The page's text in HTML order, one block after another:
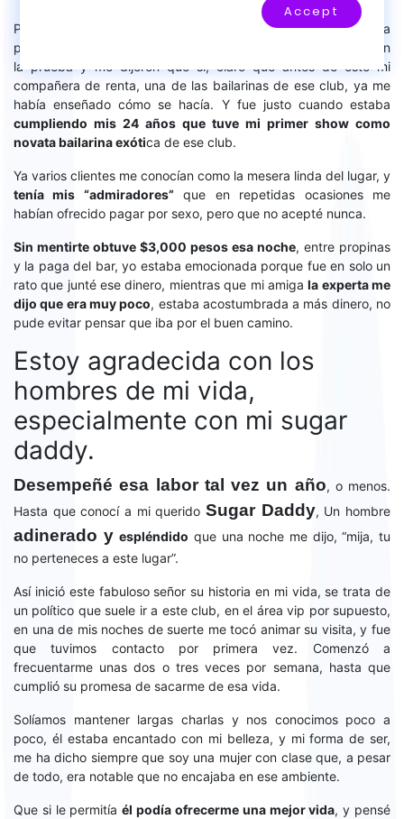
Pasados casi 6 meses de trabajar como mesera me animé a
pedir una oportunidad para trabajar como bailarina, me hicieron
la prueba y me dijeron que sí, claro que antes de esto mi
compañera de renta, una de las bailarinas de ese club, ya me
había enseñado cómo se hacía. Y fue justo cuando estaba
cumpliendo mis 24 años que tuve mi primer show como
novata bailarina exótica de ese club.
Ya varios clientes me conocían como la mesera linda del lugar, y
tenía mis “admiradores”que en repetidas ocasiones me
habían ofrecido pagar por sexo, pero que no acepté nunca.
Sin mentirte obtuve $3,000 pesos esa noche, entre propinas
y la paga del bar, yo estaba emocionada porque fue en solo un
rato que junté ese dinero, mientras que mi amigala experta me
dijo que era muy poco, estaba acostumbrada a más dinero, no
pude evitar pensar que iba por el buen camino.
Estoy agradecida con los
hombres de mi vida,
especialmente con mi sugar
daddy.
Desempeñé esa labor tal vez un año, o menos.
Hasta que conocí a mi querido Sugar Daddy, Un hombre
adinerado yespléndido que una noche me dijo, “mija, tu
no perteneces a este lugar”.
Así inició este fabuloso señor su historia en mi vida, se trata de
un político que suele ir a este club, en el área vip por supuesto,
en una de mis noches de suerte me tocó animar su visita, y fue
que tuvimos contacto por primera vez. Comenzó a
frecuentarme unas dos o tres veces por semana, hasta que
cumplió su promesa de sacarme de esa vida.
Solíamos mantener largas charlas y nos conocimos poco a
poco, él estaba encantado con mi belleza, y mi forma de ser,
me ha dicho siempre que soy una mujer con clase que, a pesar
de todo, era notable que no encajaba en ese ambiente.
Que si le permitíaél podía ofrecerme una mejor vida, y pensé
Accept